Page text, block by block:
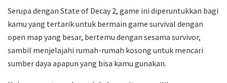
Serupa dengan State of Decay 2, game ini diperuntukkan bagi
kamu yang tertarik untuk bermain game survival dengan
open map yang besar, bertemu dengan sesama survivor,
sambil menjelajahi rumah-rumah kosong untuk mencari
sumber daya apapun yang bisa kamu gunakan.